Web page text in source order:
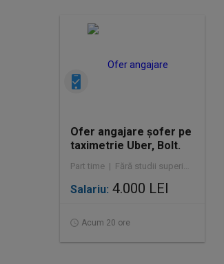
Ofer angajare șofer pe
taximetrie Uber, Bolt.
Part time | Fără studii superioare | Transport
Salariu: 4.000 LEI
Acum 20 ore